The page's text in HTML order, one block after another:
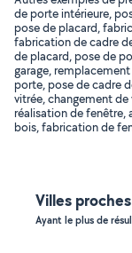
de porte intérieure,
pose de placard,
fabrication de cadre
de placard, pose de
garage,
porte, pose de cadre
vitrée, changement
réalisation de
bois, fabrication de
Villes proches
Ayant le plus de